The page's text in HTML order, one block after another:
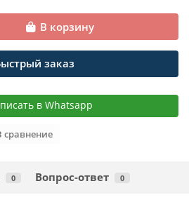
В корзину
заказ
в Whatsapp
сравнение
0 Вопрос-ответ 0